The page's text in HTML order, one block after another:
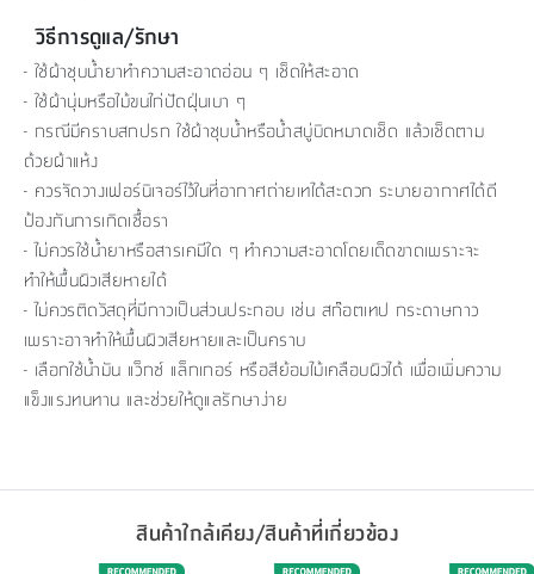
วิธีการดูแล/รักษา
- ใช้ผ้าชุบน้ำยาทำความสะอาดอ่อน ๆ เช็ดให้สะอาด
- ใช้ผ้านุ่มหรือไม้ขนไก่ปัดฝุ่นเบา ๆ
- กรณีมีคราบสกปรก ใช้ผ้าชุบน้ำหรือน้ำสบู่บิดหมาดเช็ด แล้วเช็ดตาม
ด้วยผ้าแห้ง
- ควรจัดวางเฟอร์นิเจอร์ไว้ในที่อากาศถ่ายเทได้สะดวก ระบายอากาศได้ดี
ป้องกันการเกิดเชื้อรา
- ไม่ควรใช้น้ำยาหรือสารเคมีใด ๆ ทำความสะอาดโดยเด็ดขาดเพราะจะ
ทำให้พื้นผิวเสียหายได้
- ไม่ควรติดวัสดุที่มีกาวเป็นส่วนประกอบ เช่น สก๊อตเทป กระดาษกาว
เพราะอาจทำให้พื้นผิวเสียหายและเป็นคราบ
- เลือกใช้น้ำมัน แว็กซ์ แล็กเกอร์ หรือสีย้อมไม้เคลือบผิวได้ เพื่อเพิ่มความ
แข็งแรงทนทาน และช่วยให้ดูแลรักษาง่าย
สินค้าใกล้เคียง/สินค้าที่เกี่ยวข้อง